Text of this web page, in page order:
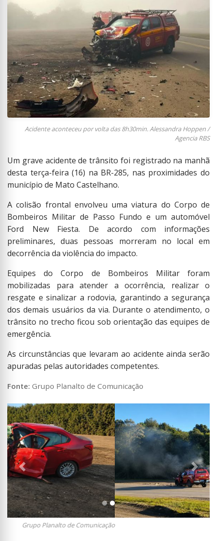
Acidente aconteceu por volta das 8h30min. Alessandra Hoppen /
Agencia RBS
Um grave acidente de trânsito foi registrado na manhã
desta terça-feira (16) na BR-285, nas proximidades do
município de Mato Castelhano.
A colisão frontal envolveu uma viatura do Corpo de
Bombeiros Militar de Passo Fundo e um automóvel
Ford New Fiesta. De acordo com informações
preliminares, duas pessoas morreram no local em
decorrência da violência do impacto.
Equipes do Corpo de Bombeiros Militar foram
mobilizadas para atender a ocorrência, realizar o
resgate e sinalizar a rodovia, garantindo a segurança
dos demais usuários da via. Durante o atendimento, o
trânsito no trecho ficou sob orientação das equipes de
emergência.
As circunstâncias que levaram ao acidente ainda serão
apuradas pelas autoridades competentes.
Fonte: Grupo Planalto de Comunicação
Anterior